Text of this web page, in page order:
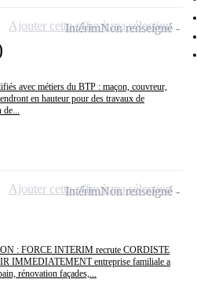
avec métiers du BTP : maçon, couvreur,
en hauteur pour des travaux de
de...
IntérimNon renseigné
Ajouter cette offre à ma sélection
: FORCE INTERIM recrute CORDISTE
IMMEDIATEMENT entreprise familiale a
rénovation façades,...
IntérimNon renseigné
Ajouter cette offre à ma sélection